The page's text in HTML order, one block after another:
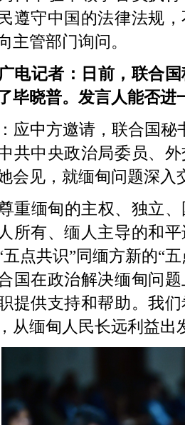
遵守中国的法律法规
主管部门询问。
电记者：日前，联合
毕晓普。发言人能否进
应中方邀请，联合国秘
共中央政治局委员、
会见，就缅甸问题深入
重缅甸的主权、独立
所有、缅人主导的和
五点共识”同缅方新的“
国在政治解决缅甸问
提供支持和帮助。我
从缅甸人民长远利益